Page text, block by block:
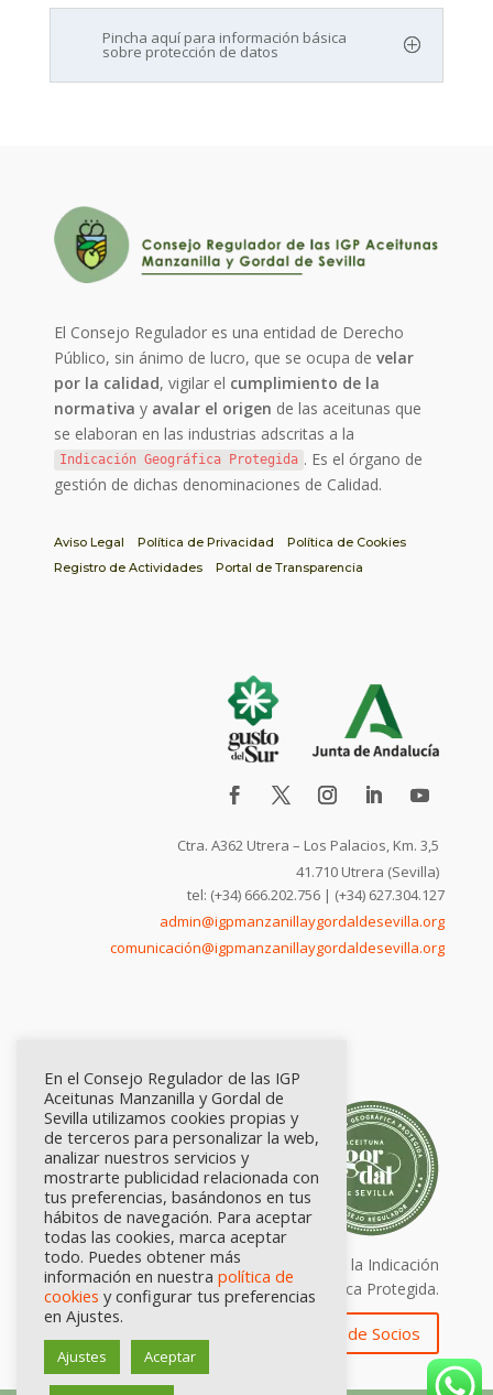
Pincha aquí para información básica
sobre protección de datos
El Consejo Regulador es una entidad de Derecho
Público, sin ánimo de lucro, que se ocupa develar
por la calidad, vigilar el cumplimiento de la
normativa y avalar el origen de las aceitunas que
se elaboran en las industrias adscritas a la
Indicación Geográfica Protegida . Es el órgano de
gestión de dichas denominaciones de Calidad.
Aviso Legal Política de Privacidad
Política de Cookies
Registro de Actividades
Portal de Transparencia
Ctra. A362 Utrera – Los Palacios, Km. 3,5
41.710 Utrera (Sevilla)
tel: (+34) 666.202.756 | (+34) 627.304.127
admin@igpmanzanillaygordaldesevilla.org
comunicación@igpmanzanillaygordaldesevilla.org
Calidad certificada por Origen. Sellos de la Indicación
Geográfica Protegida.
Zona de Socios
En el Consejo Regulador de las IGP
Aceitunas Manzanilla y Gordal de
Sevilla utilizamos cookies propias y
de terceros para personalizar la web,
analizar nuestros servicios y
mostrarte publicidad relacionada con
tus preferencias, basándonos en tus
hábitos de navegación. Para aceptar
todas las cookies, marca aceptar
todo. Puedes obtener más
información en nuestra política de
cookies y configurar tus preferencias
en Ajustes.
Ajustes Aceptar